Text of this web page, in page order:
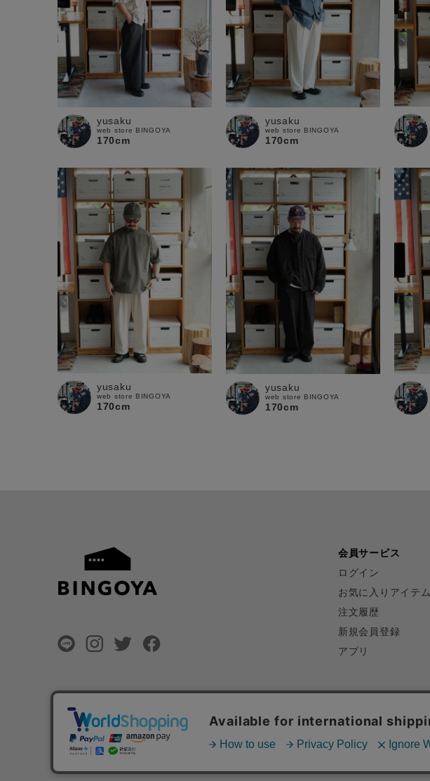
yusaku
web store BINGOYA
170cm
yusaku
web store BINGOYA
170cm
yusaku
web store BINGOYA
170cm
yusaku
web store BINGOYA
170cm
会員サービス
ログイン
お気に入りアイテム
注文履歴
新規会員登録
アプリ
BINGOYA Co,.Ltd.